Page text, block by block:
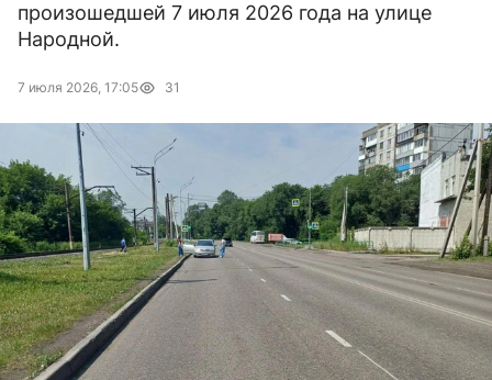
произошедшей 7 июля 2026 года на улице
Народной.
7 июля 2026, 17:05 31